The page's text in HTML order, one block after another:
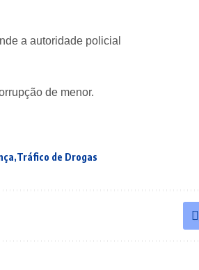
a autoridade policial
de menor.
Tráfico de Drogas